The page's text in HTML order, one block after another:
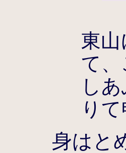
東
て
し
り
身はと